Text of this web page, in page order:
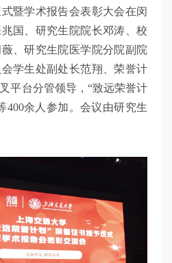
暨学术报告会表彰大会在闵
国、研究生院院长邓涛、校
、研究生院医学院分院副院
学生处副处长范翔、荣誉计
平台分管领导，“致远荣誉计
400余人参加。会议由研究生